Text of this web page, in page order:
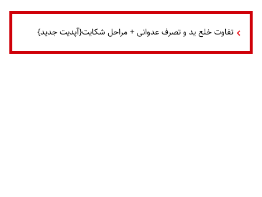
تفاوت خلع ید و تصرف عدوانی + مراحل شکایت{آپدیت جدید}